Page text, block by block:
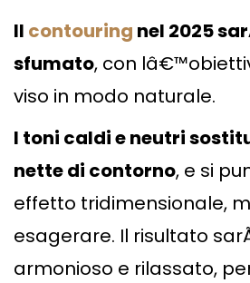
Il contouring nel 2025
sfumato, con
viso in modo naturale.
I toni caldi e neutri
nette di contorno, e si
effetto tridimensionale,
esagerare. Il risultato
armonioso e rilassato,